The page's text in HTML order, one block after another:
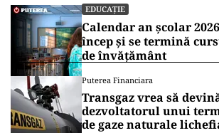
EDUCAȚIE
Calendar an școlar
încep și se termină
de învățământ
Puterea Financiara
Transgaz vrea să
dezvoltatorul unui
de gaze naturale